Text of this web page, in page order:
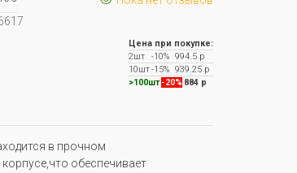
Цена при покупке:
2шт
-10% 994.5 р
10шт-15% 939.25 р
>100шт -20% 884 р
в прочном
обеспечивает